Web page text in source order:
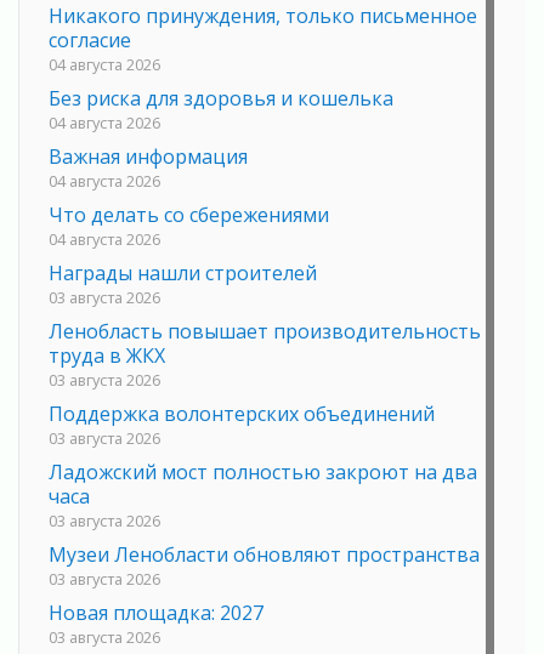
Никакого принуждения, только письменное
согласие
04 августа 2026
Без риска для здоровья и кошелька
04 августа 2026
Важная информация
04 августа 2026
Что делать со сбережениями
04 августа 2026
Награды нашли строителей
03 августа 2026
Ленобласть повышает производительность
труда в ЖКХ
03 августа 2026
Поддержка волонтерских объединений
03 августа 2026
Ладожский мост полностью закроют на два
часа
03 августа 2026
Музеи Ленобласти обновляют пространства
03 августа 2026
Новая площадка: 2027
03 августа 2026